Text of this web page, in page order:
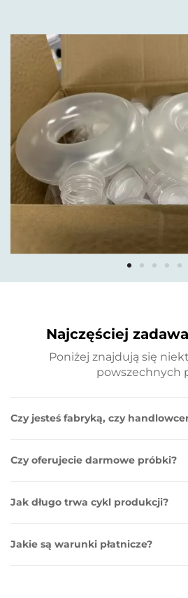
Najczęściej
Poniżej znajdują się
powszechnych
Czy jesteś fabryką, czy
Czy oferujecie darmowe próbki?
Jak długo trwa cykl produkcji?
Jakie są warunki płatnicze?